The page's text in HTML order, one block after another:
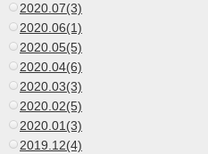
2020.07(3)
2020.06(1)
2020.05(5)
2020.04(6)
2020.03(3)
2020.02(5)
2020.01(3)
2019.12(4)